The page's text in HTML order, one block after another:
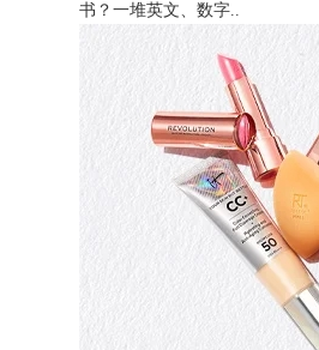
书？一堆英文、数字..